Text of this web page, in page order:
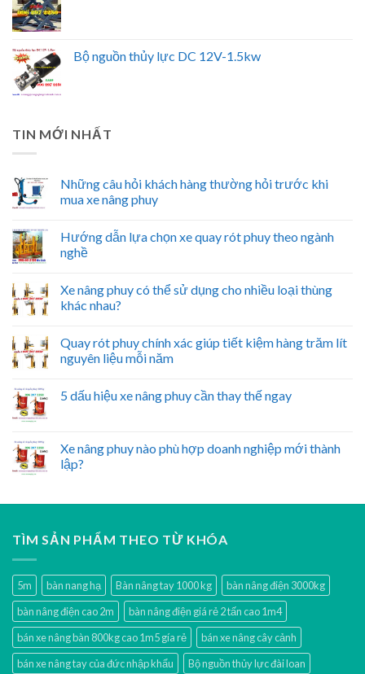
Bộ nguồn thủy lực DC 12V-1.5kw
TIN MỚI NHẤT
Những câu hỏi khách hàng thường hỏi trước khi
mua xe nâng phuy
Hướng dẫn lựa chọn xe quay rót phuy theo ngành
nghề
Xe nâng phuy có thể sử dụng cho nhiều loại thùng
khác nhau?
Quay rót phuy chính xác giúp tiết kiệm hàng trăm lít
nguyên liệu mỗi năm
5 dấu hiệu xe nâng phuy cần thay thế ngay
Xe nâng phuy nào phù hợp doanh nghiệp mới thành
lập?
TÌM SẢN PHẨM THEO TỪ KHÓA
5m bàn nang hạ Bàn nâng tay 1000 kg
bàn nâng điện 3000kg
bàn nâng điện cao 2m
bàn nâng điện giá rẻ 2 tấn cao 1m4
bán xe nâng bàn 800kg cao 1m5 gía rẻ
bán xe nâng cây cảnh
bán xe nâng tay của đức nhập khẩu
Bộ nguồn thủy lực đài loan